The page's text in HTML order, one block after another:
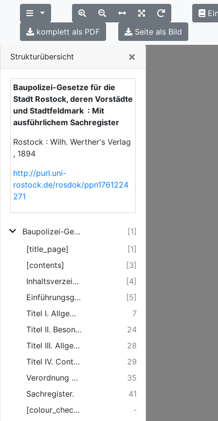
Strukturübersicht ×
Baupolizei-Gesetze für die
Stadt Rostock, deren Vorstädte
und Stadtfeldmark : Mit
ausführlichem Sachregister
Rostock : Wilh. Werther's Verlag
, 1894
http://purl.uni-
rostock.de/rosdok/ppn1761224
271
Baupolizei-Gesetze für die Stadt Rostock, deren Vorstädte und Stadtfeldmark
[1]
[title_page]
[1]
[contents]
[3]
Inhaltsverzeichniß zu Baupolizei-Ordnung .
[4]
Einführungsgesetz zur Baupolizeiordung vom 4.Mai 1894.
[5]
Titel I. Allgemeine Anforderungen und Beschränkungen bei Bauten.
7
Titel II. Besondere Bestimmungen mit Rücksicht auf die Benutzung von Gebäuden.
24
Titel III. Allgemeine und Uebergangs-Bestimmungen.
28
Titel IV. Controlle, Strafen, Zwangsmaßregeln und Beschwerdeführung.
29
Verordnung betreffend die Herstellung und Beschaffenheit von Entwässerungsanlagen von 27. April 1894.
35
Sachregister.
41
[colour_checker]
-
komplett als PDF
Seite als Bild